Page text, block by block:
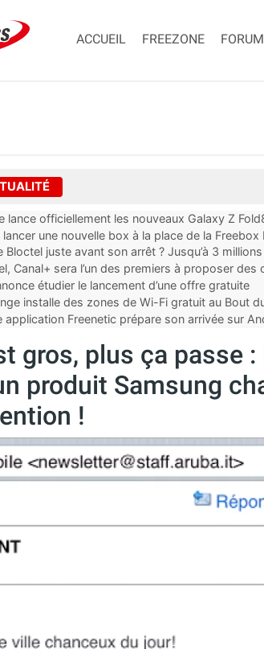
ACCUEIL FREEZONE FORUM
lance officiellement les nouveaux Galaxy Z
et des cadeaux
une nouvelle box à la place de la Freebox
Bloctel juste avant son arrêt ? Jusqu’à 3
Canal+ sera l’un des premiers à proposer
étudier le lancement d’une offre gratuite
installe des zones de Wi-Fi gratuit au Bout
application Freenetic prépare son arrivée sur
gros, plus ça passe
produit Samsung
!